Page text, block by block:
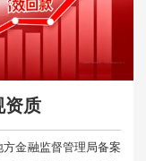
资质
金融监督管理局备案